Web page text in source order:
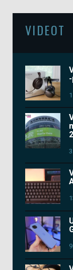
VIDEOT